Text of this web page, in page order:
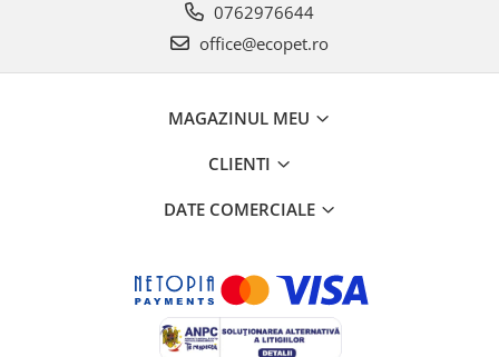
0762976644
office@ecopet.ro
MAGAZINUL MEU
CLIENTI
DATE COMERCIALE